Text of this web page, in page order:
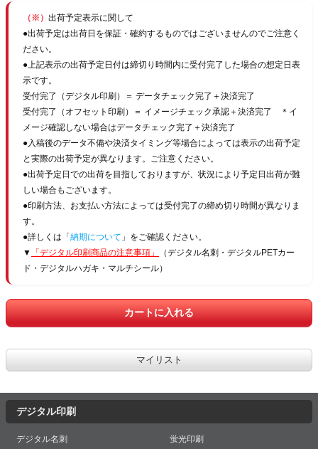
（※） 出荷予定表示に関して
●出荷予定は出荷日を保証・確約するものではございませんのでご注意く
ださい。
●上記表示の出荷予定日付は締切り時間内に受付完了した場合の想定日表
示です。
受付完了（デジタル印刷）＝ データチェック完了＋決済完了
受付完了（オフセット印刷）＝ イメージチェック承認＋決済完了 ＊イ
メージ確認しない場合はデータチェック完了＋決済完了
●入稿後のデータ不備や決済タイミング等場合によっては表示の出荷予定
と実際の出荷予定が異なります。ご注意ください。
●出荷予定日での出荷を目指しておりますが、状況により予定日出荷が難
しい場合もございます。
●印刷方法、お支払い方法によっては受付完了の締め切り時間が異なりま
す。
●詳しくは「 納期について 」をご確認ください。
▼
「デジタル印刷商品の注意事項」
（デジタル名刺・デジタルPETカー
ド・デジタルハガキ・マルチシール）
デジタル印刷
デジタル名刺
蛍光印刷